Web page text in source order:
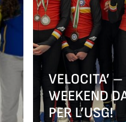
VELOCITA’
WEEKEND
PER L’USG!